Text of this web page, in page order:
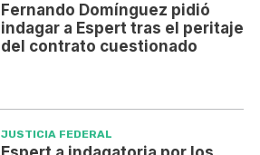
Fernando Domínguez pidió
indagar a Espert tras el peritaje
del contrato cuestionado
JUSTICIA FEDERAL